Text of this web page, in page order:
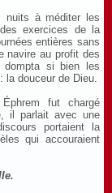
nuits à méditer les
exercices de la
entières sans
navire au profit des
dompta si bien les
la douceur de Dieu.
fut chargé
il parlait avec une
portaient la
qui accouraient